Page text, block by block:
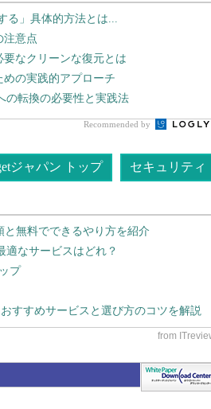
る」具体的方法とは...
注意点
なクリーンな復元とは
の実践的アプローチ
の転換の必要性と実践法
Recommended by
ジャパン トップ セキュリティ
と無料でできるやり方を紹介
適なサービスはどれ？
プ
すすめサービスと選び方のコツを解説